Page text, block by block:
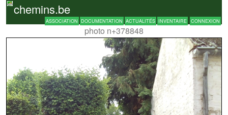
chemins.be
ASSOCIATION DOCUMENTATION ACTUALITÉS INVENTAIRE CONNEXION
photo n+378848